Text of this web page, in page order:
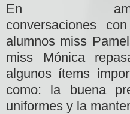
En
conversaciones
alumnos miss
miss Mónica
algunos ítems
como: la buena
uniformes y la